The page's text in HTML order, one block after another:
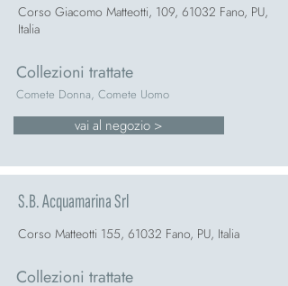
Corso Giacomo Matteotti, 109, 61032 Fano, PU,
Italia
Collezioni trattate
Comete Donna, Comete Uomo
vai al negozio >
S.B. Acquamarina Srl
Corso Matteotti 155, 61032 Fano, PU, Italia
Collezioni trattate